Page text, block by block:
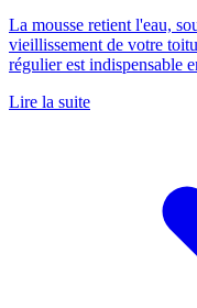
La mousse retient l'eau,
vieillissement de votre
régulier est indispensable
Lire la suite